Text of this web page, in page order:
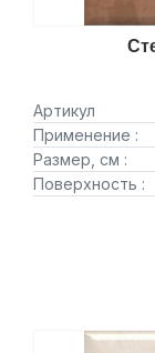
Артикул
Применение :
Размер, см :
Поверхность :